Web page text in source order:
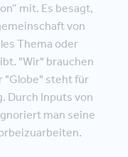
mit. Es besagt,
von
Thema oder
"Wir" brauchen
"Globe" steht für
Durch Inputs von
man seine